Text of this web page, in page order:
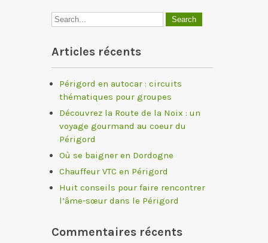
Articles récents
Périgord en autocar : circuits
thématiques pour groupes
Découvrez la Route de la Noix : un
voyage gourmand au coeur du
Périgord
Où se baigner en Dordogne
Chauffeur VTC en Périgord
Huit conseils pour faire rencontrer
l’âme-sœur dans le Périgord
Commentaires récents